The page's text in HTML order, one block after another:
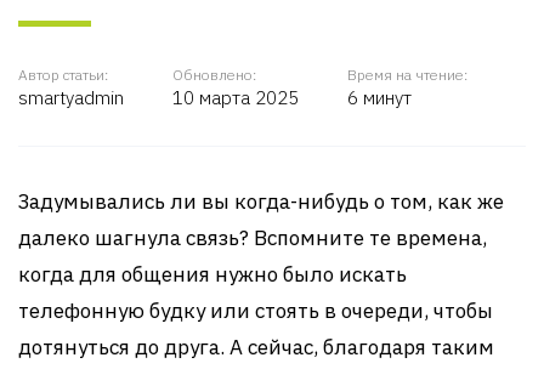
Автор статьи:
smartyadmin
Обновлено:
10 марта 2025
Время на чтение:
6 минут
Задумывались ли вы когда-нибудь о том, как же
далеко шагнула связь? Вспомните те времена,
когда для общения нужно было искать
телефонную будку или стоять в очереди, чтобы
дотянуться до друга. А сейчас, благодаря таким